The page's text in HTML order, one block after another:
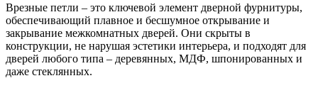
Врезные петли – это ключевой элемент дверной фурнитуры,
обеспечивающий плавное и бесшумное открывание и
закрывание межкомнатных дверей. Они скрыты в
конструкции, не нарушая эстетики интерьера, и подходят для
дверей любого типа – деревянных, МДФ, шпонированных и
даже стеклянных.